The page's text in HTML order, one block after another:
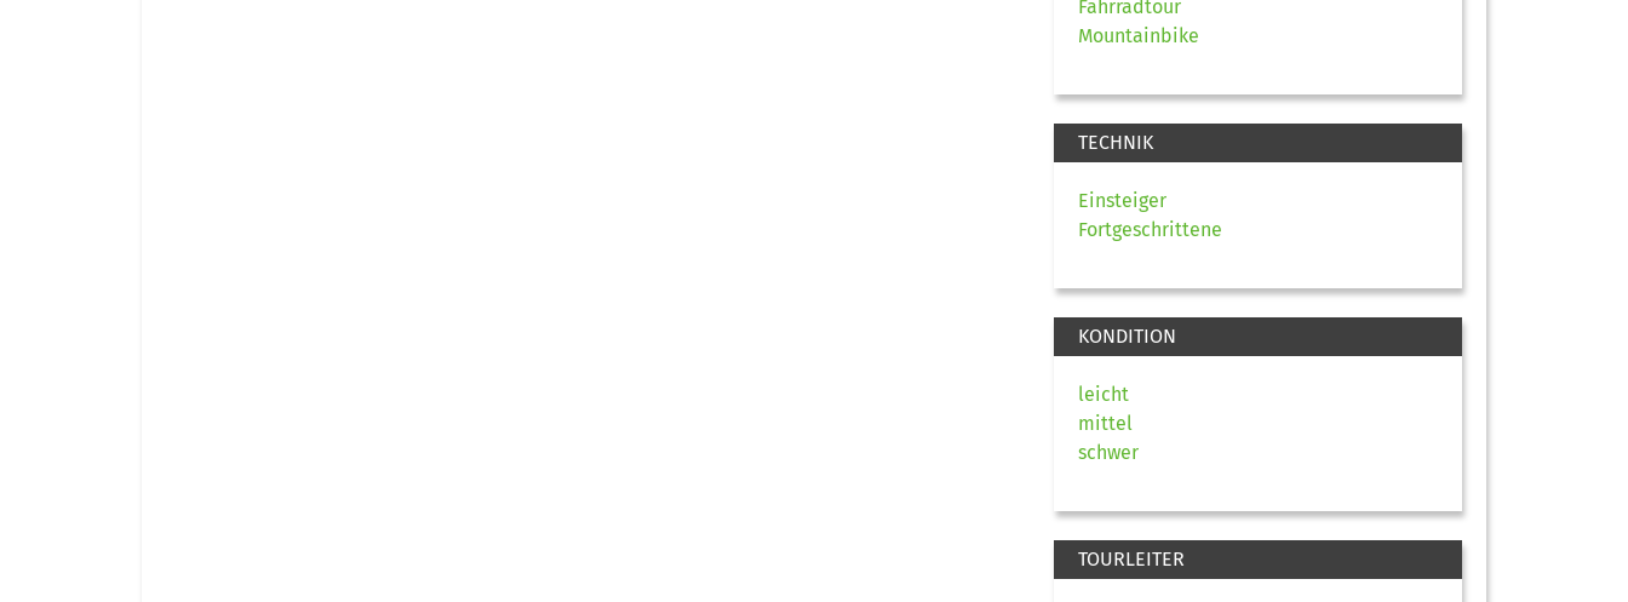
Fahrradtour
Mountainbike
TECHNIK
Einsteiger
Fortgeschrittene
KONDITION
leicht
mittel
schwer
TOURLEITER